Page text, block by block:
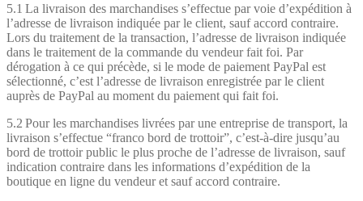
5.1 La livraison des marchandises s’effectue par voie d’expédition à
l’adresse de livraison indiquée par le client, sauf accord contraire.
Lors du traitement de la transaction, l’adresse de livraison indiquée
dans le traitement de la commande du vendeur fait foi. Par
dérogation à ce qui précède, si le mode de paiement PayPal est
sélectionné, c’est l’adresse de livraison enregistrée par le client
auprès de PayPal au moment du paiement qui fait foi.
5.2 Pour les marchandises livrées par une entreprise de transport, la
livraison s’effectue “franco bord de trottoir”, c’est-à-dire jusqu’au
bord de trottoir public le plus proche de l’adresse de livraison, sauf
indication contraire dans les informations d’expédition de la
boutique en ligne du vendeur et sauf accord contraire.